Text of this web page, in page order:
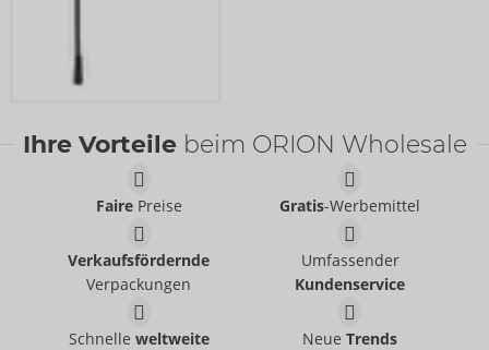
Ihre Vorteile beim ORION Wholesale
FairePreise Gratis-Werbemittel
Verkaufsfördernde
Verpackungen
Umfassender
Kundenservice
Schnelle weltweite
NeueTrends